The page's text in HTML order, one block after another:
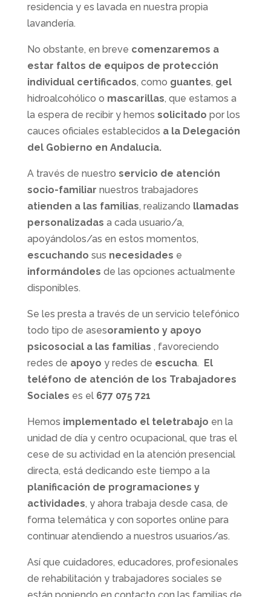
residencia y es lavada en nuestra propia
lavandería.
No obstante, en breve comenzaremos a
estar faltos de equipos de protección
individual certificados, como guantes, gel
hidroalcohólico o mascarillas, que estamos a
la espera de recibir y hemos solicitado por los
cauces oficiales establecidos a la Delegación
del Gobierno en Andalucia.
A través de nuestro servicio de atención
socio-familiar nuestros trabajadores
atienden a las familias, realizando llamadas
personalizadas a cada usuario/a,
apoyándolos/as en estos momentos,
escuchando sus necesidades e
informándoles de las opciones actualmente
disponibles.
Se les presta a través de un servicio telefónico
todo tipo de asesoramiento y apoyo
psicosocial a las familias , favoreciendo
redes de apoyo y redes de escucha. El
teléfono de atención de los Trabajadores
Sociales es el677 075 721
Hemos implementado el teletrabajo en la
unidad de día y centro ocupacional, que tras el
cese de su actividad en la atención presencial
directa, está dedicando este tiempo a la
planificación de programaciones y
actividades, y ahora trabaja desde casa, de
forma telemática y con soportes online para
continuar atendiendo a nuestros usuarios/as.
Así que cuidadores, educadores, profesionales
de rehabilitación y trabajadores sociales se
están poniendo en contacto con las familias de